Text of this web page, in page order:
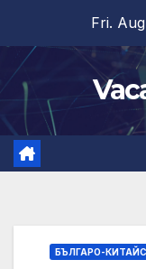
content
Fri.
БЪЛГАРО-